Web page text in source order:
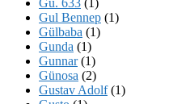
Gul Bennep (1)
Gülbaba (1)
Gunda (1)
Gunnar(1)
Günosa (2)
Gustav Adolf(1)